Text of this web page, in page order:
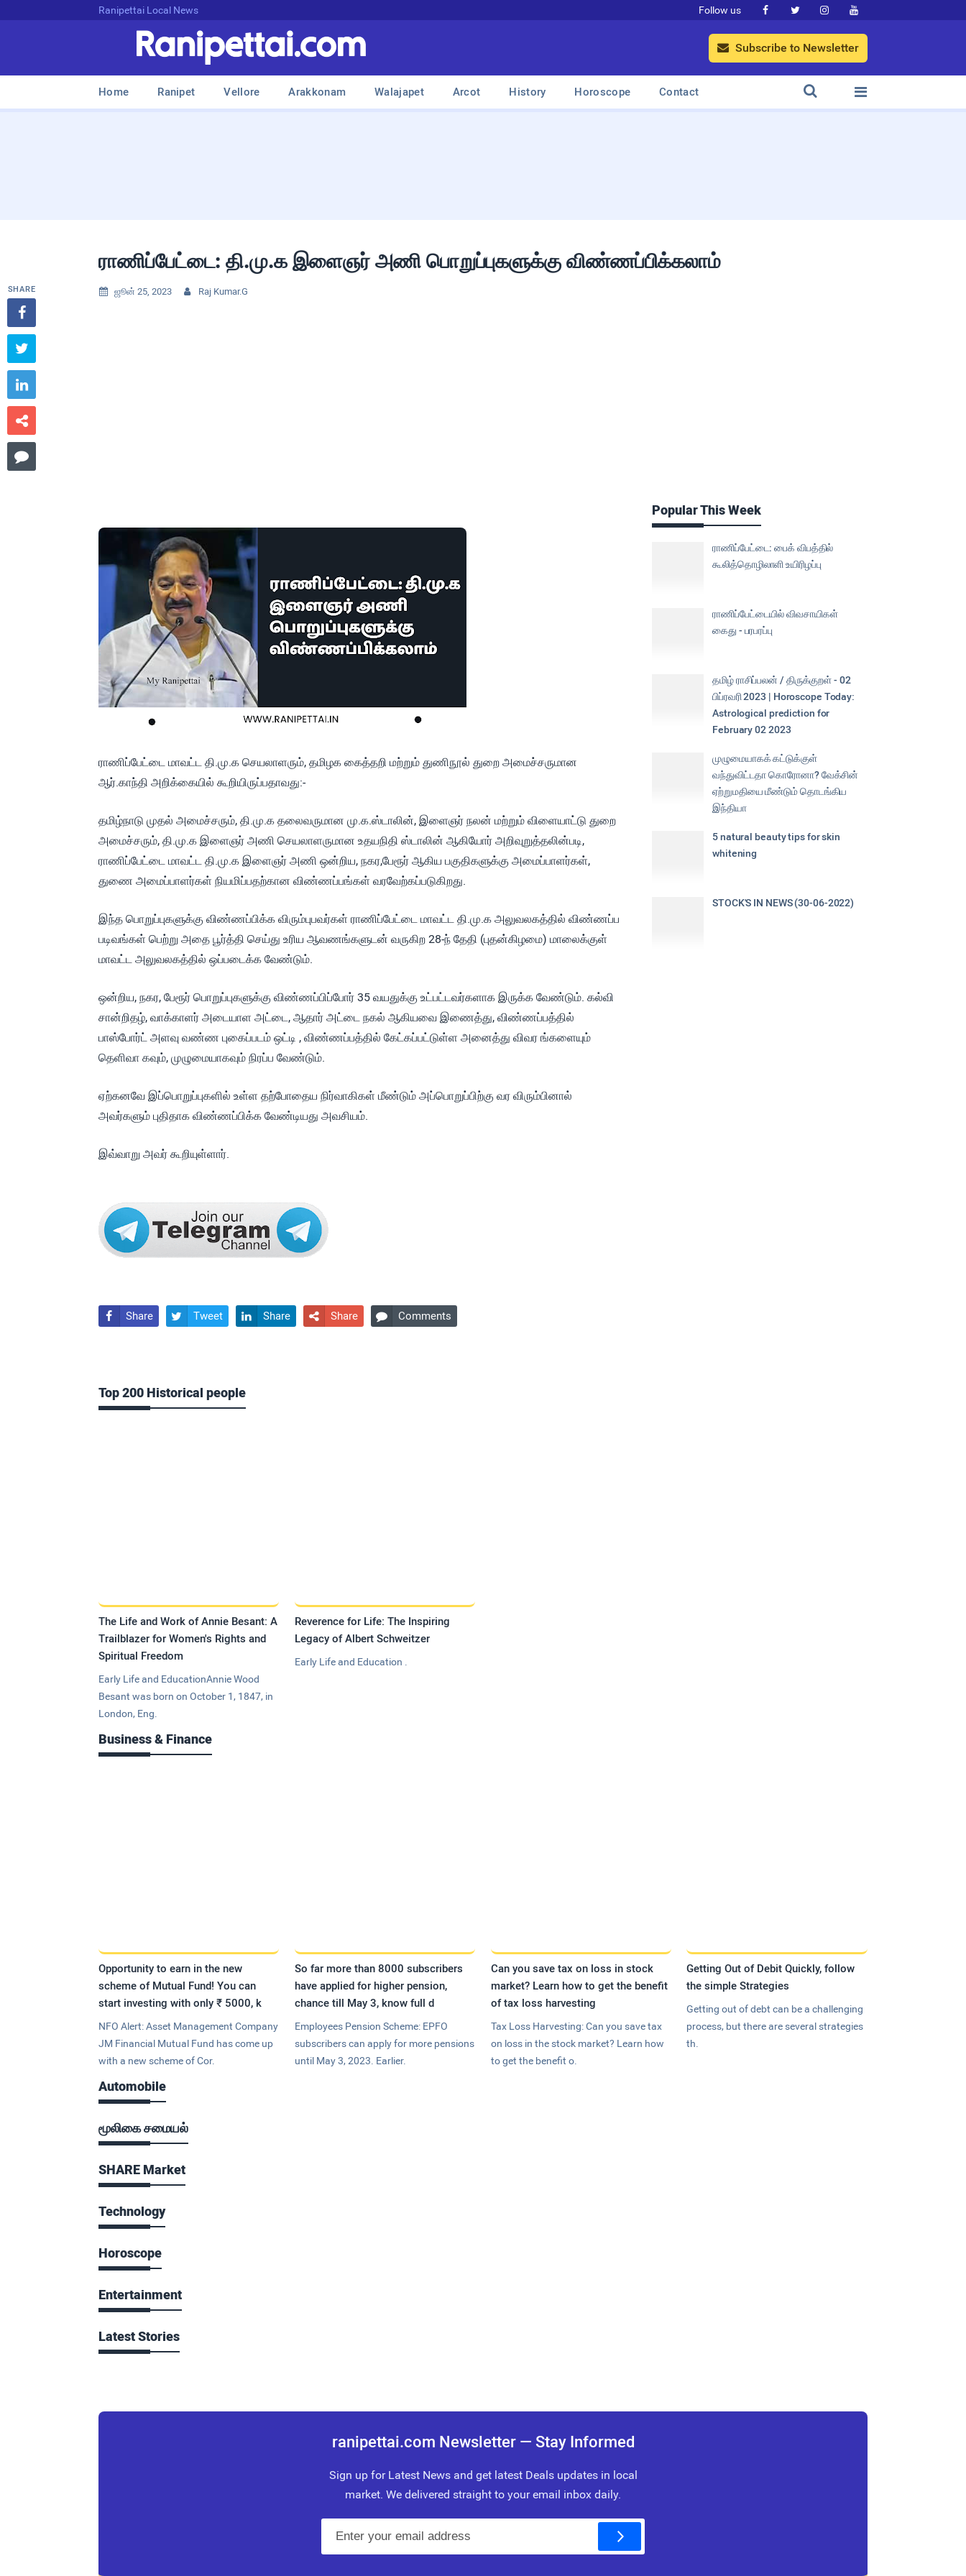
Ranipettai Local News Follow us    
 Subscribe to Newsletter
Home Ranipet Vellore Arakkonam Walajapet Arcot History Horoscope Contact 

ராணிப்பேட்டை: தி.மு.க இளைஞர் அணி பொறுப்புகளுக்கு விண்ணப்பிக்கலாம்
 ஜூன் 25, 2023  Raj Kumar.G
ராணிப்பேட்டை மாவட்ட தி.மு.க செயலாளரும், தமிழக கைத்தறி மற்றும் துணிநூல் துறை அமைச்சருமான
ஆர்.காந்தி அறிக்கையில் கூறியிருப்பதாவது:-
தமிழ்நாடு முதல் அமைச்சரும், தி.மு.க தலைவருமான மு.க.ஸ்டாலின், இளைஞர் நலன் மற்றும் விளையாட்டு துறை
அமைச்சரும், தி.மு.க இளைஞர் அணி செயலாளருமான உதயநிதி ஸ்டாலின் ஆகியோர் அறிவுறுத்தலின்படி,
ராணிப்பேட்டை மாவட்ட தி.மு.க இளைஞர் அணி ஒன்றிய, நகர,பேரூர் ஆகிய பகுதிகளுக்கு அமைப்பாளர்கள்,
துணை அமைப்பாளர்கள் நியமிப்பதற்கான விண்ணப்பங்கள் வரவேற்கப்படுகிறது.
இந்த பொறுப்புகளுக்கு விண்ணப்பிக்க விரும்புபவர்கள் ராணிப்பேட்டை மாவட்ட தி.மு.க அலுவலகத்தில் விண்ணப்ப
படிவங்கள் பெற்று அதை பூர்த்தி செய்து உரிய ஆவணங்களுடன் வருகிற 28-ந் தேதி (புதன்கிழமை) மாலைக்குள்
மாவட்ட அலுவலகத்தில் ஒப்படைக்க வேண்டும்.
ஒன்றிய, நகர, பேரூர் பொறுப்புகளுக்கு விண்ணப்பிப்போர் 35 வயதுக்கு உட்பட்டவர்களாக இருக்க வேண்டும். கல்வி
சான்றிதழ், வாக்காளர் அடையாள அட்டை, ஆதார் அட்டை நகல் ஆகியவை இணைத்து, விண்ணப்பத்தில்
பாஸ்போர்ட் அளவு வண்ண புகைப்படம் ஒட்டி , விண்ணப்பத்தில் கேட்கப்பட்டுள்ள அனைத்து விவர ங்களையும்
தெளிவா கவும், முழுமையாகவும் நிரப்ப வேண்டும்.
ஏற்கனவே இப்பொறுப்புகளில் உள்ள தற்போதைய நிர்வாகிகள் மீண்டும் அப்பொறுப்பிற்கு வர விரும்பினால்
அவர்களும் புதிதாக விண்ணப்பிக்க வேண்டியது அவசியம்.
இவ்வாறு அவர் கூறியுள்ளார்.
SHARE





 Share  Tweet  Share  Share  Comments
Popular This Week
ராணிப்பேட்டை: பைக் விபத்தில்
கூலித்தொழிலாளி உயிரிழப்பு
ராணிப்பேட்டையில் விவசாயிகள்
கைது - பரபரப்பு
தமிழ் ராசிப்பலன் / திருக்குறள் - 02
பிப்ரவரி 2023 | Horoscope Today:
Astrological prediction for
February 02 2023
முழுமையாகக் கட்டுக்குள்
வந்துவிட்டதா கொரோனா? வேக்சின்
ஏற்றுமதியை மீண்டும் தொடங்கிய
இந்தியா
5 natural beauty tips for skin
whitening
STOCK'S IN NEWS (30-06-2022)
Top 200 Historical people
The Life and Work of Annie Besant: A
Trailblazer for Women's Rights and
Spiritual Freedom
Early Life and EducationAnnie Wood
Besant was born on October 1, 1847, in
London, Eng.
Reverence for Life: The Inspiring
Legacy of Albert Schweitzer
Early Life and Education .
Business & Finance
Opportunity to earn in the new
scheme of Mutual Fund! You can
start investing with only ₹ 5000, k
NFO Alert: Asset Management Company
JM Financial Mutual Fund has come up
with a new scheme of Cor.
So far more than 8000 subscribers
have applied for higher pension,
chance till May 3, know full d
Employees Pension Scheme: EPFO
subscribers can apply for more pensions
until May 3, 2023. Earlier.
Can you save tax on loss in stock
market? Learn how to get the benefit
of tax loss harvesting
Tax Loss Harvesting: Can you save tax
on loss in the stock market? Learn how
to get the benefit o.
Getting Out of Debit Quickly, follow
the simple Strategies
Getting out of debt can be a challenging
process, but there are several strategies
th.
Automobile
மூலிகை சமையல்
SHARE Market
Technology
Horoscope
Entertainment
Latest Stories
ranipettai.com Newsletter — Stay Informed
Sign up for Latest News and get latest Deals updates in local
market. We delivered straight to your email inbox daily.